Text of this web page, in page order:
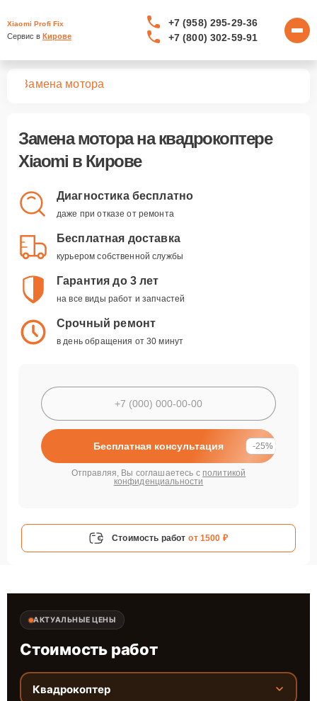
Xiaomi Profi Fix
Сервис в Кирове
+7 (958) 295-29-36
+7 (800) 302-59-91
Замена мотора
Замена моторана квадрокоптере
Xiaomi в Кирове
Диагностика бесплатно
даже при отказе от ремонта
Бесплатная доставка
курьером собственной службы
Гарантия до 3 лет
на все виды работ и запчастей
Срочный ремонт
в день обращения от 30 минут
Бесплатная консультация -25%
Отправляя, Вы соглашаетесь с политикой
конфиденциальности
Стоимость работ от 1500 ₽
АКТУАЛЬНЫЕ ЦЕНЫ
Стоимость работ
Квадрокоптер